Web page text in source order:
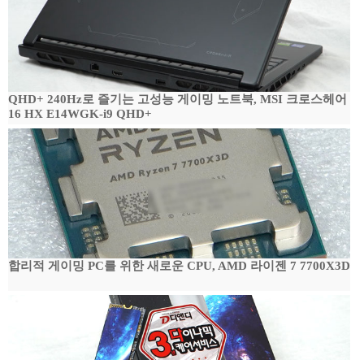
QHD+ 240Hz로 즐기는 고성능 게이밍 노트북, MSI 크로스헤어
16 HX E14WGK-i9 QHD+
합리적 게이밍 PC를 위한 새로운 CPU, AMD 라이젠 7 7700X3D